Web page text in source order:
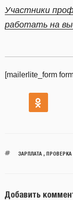
Участники
работать на
[mailerlite_form
ЗАРПЛАТА, ПРОВЕРКА
Добавить